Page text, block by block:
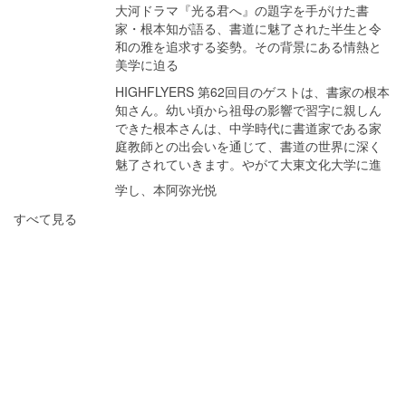
大河ドラマ『光る君へ』の題字を手がけた書
家・根本知が語る、書道に魅了された半生と令
和の雅を追求する姿勢。その背景にある情熱と
美学に迫る
HIGHFLYERS 第62回目のゲストは、書家の根本
知さん。幼い頃から祖母の影響で習字に親しん
できた根本さんは、中学時代に書道家である家
庭教師との出会いを通じて、書道の世界に深く
魅了されていきます。やがて大東文化大学に進
学し、本阿弥光悦
すべて見る